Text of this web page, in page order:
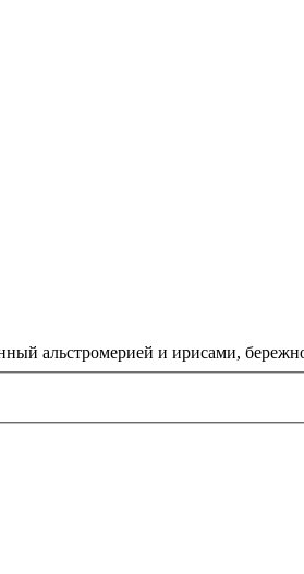
альстромерией и ирисами,